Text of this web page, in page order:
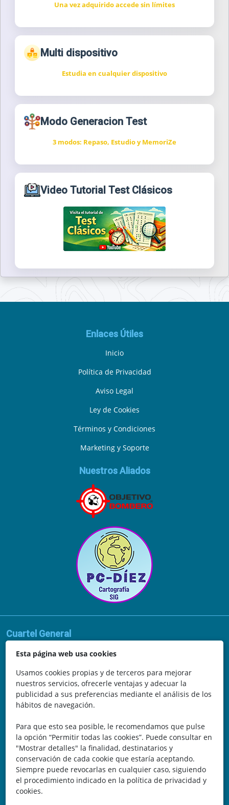
Una vez adquirido accede sin límites
Multi dispositivo
Estudia en cualquier dispositivo
Modo Generacion Test
3 modos: Repaso, Estudio y MemoriZe
Video Tutorial Test Clásicos
Esta página web usa cookies
Usamos cookies propias y de terceros para mejorar
nuestros servicios, ofrecerle ventajas y adecuar la
publicidad a sus preferencias mediante el análisis de los
hábitos de navegación.
Para que esto sea posible, le recomendamos que pulse
la opción “Permitir todas las cookies”. Puede consultar en
"Mostrar detalles" la finalidad, destinatarios y
conservación de cada cookie que estaría aceptando.
Siempre puede revocarlas en cualquier caso, siguiendo
el procedimiento indicado en la política de privacidad y
cookies.
Enlaces Útiles
Inicio
Política de Privacidad
Aviso Legal
Ley de Cookies
Términos y Condiciones
Marketing y Soporte
Nuestros Aliados
Cuartel General
Avda. de la Vega, 62
N.I.F.: 44252675-P
Belicena, Granada
España
Teléfono: 646 672 931
Email: bomberocallejero@gmail.com
Trayectoria
Nuestra Experiencia nos avala. Llevamos más de 25 años